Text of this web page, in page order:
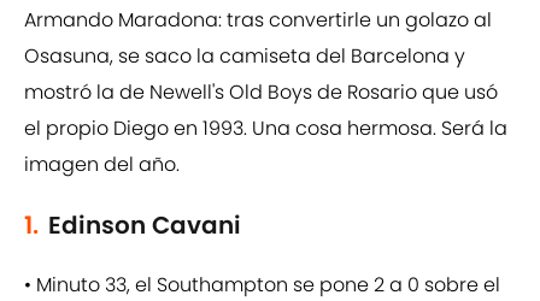
Armando Maradona: tras convertirle un golazo al
Osasuna, se saco la camiseta del Barcelona y
mostró la de Newell's Old Boys de Rosario que usó
el propio Diego en 1993. Una cosa hermosa. Será la
imagen del año.
1. Edinson Cavani
• Minuto 33, el Southampton se pone 2 a 0 sobre el